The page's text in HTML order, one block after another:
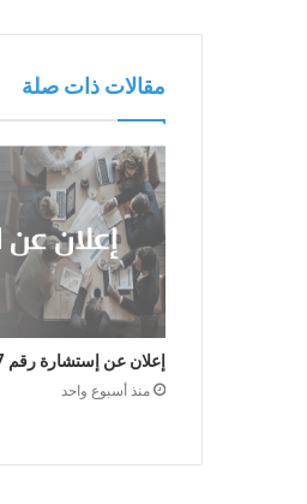
مقالات ذات صلة
إعلان عن إستشارة رقم 2026/17
منذ أسبوع واحد